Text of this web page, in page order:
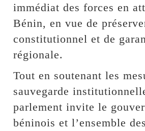
immédiat des forces en
Bénin, en vue de
constitutionnel et de
régionale.
Tout en soutenant les
sauvegarde
parlement invite le
béninois et l’ensemble